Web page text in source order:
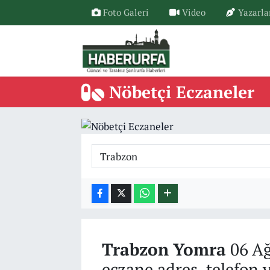
Foto Galeri Video
Nöbetçi Eczaneler
TrabzonYomra06